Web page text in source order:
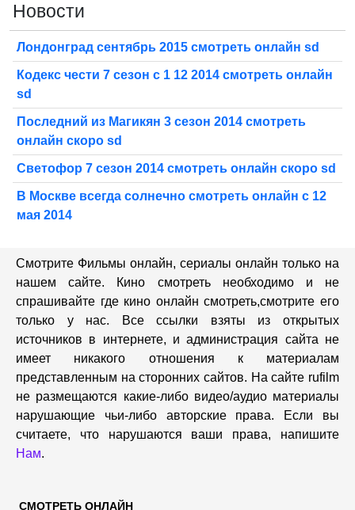
Новости
Лондонград сентябрь 2015 смотреть онлайн sd
Кодекс чести 7 сезон с 1 12 2014 смотреть онлайн
sd
Последний из Магикян 3 сезон 2014 смотреть
онлайн скоро sd
Светофор 7 сезон 2014 смотреть онлайн скоро sd
В Москве всегда солнечно смотреть онлайн с 12
мая 2014
Смотрите Фильмы онлайн, сериалы онлайн только на
нашем сайте. Кино смотреть необходимо и не
спрашивайте где кино онлайн смотреть,cмотрите его
только у нас. Все ссылки взяты из открытых
источников в интернете, и администрация сайта не
имеет никакого отношения к материалам
представленным на сторонних сайтов. На сайте rufilm
не размещаются какие-либо видео/аудио материалы
нарушающие чьи-либо авторские права. Если вы
считаете, что нарушаются ваши права, напишите
Нам.
СМОТРЕТЬ ОНЛАЙН